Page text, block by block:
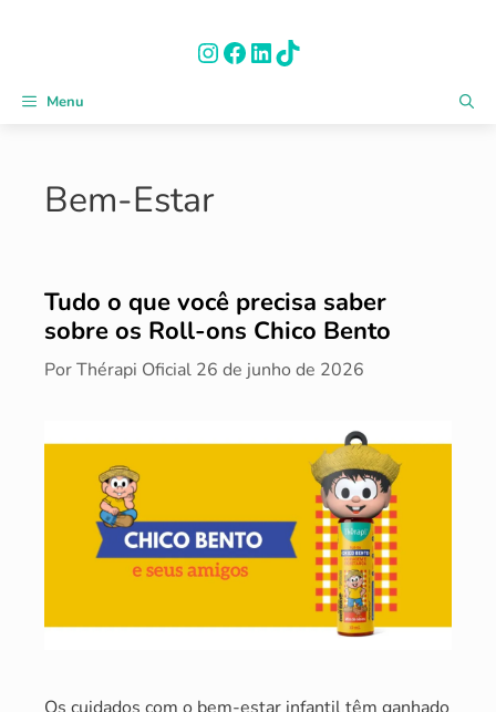
conteúdo
Instagram
Facebook
LinkedIn
TikTok
Menu
Bem-Estar
Tudo o que você precisa saber
sobre os Roll-ons Chico Bento
PorThérapi Oficial 26 de junho de 2026